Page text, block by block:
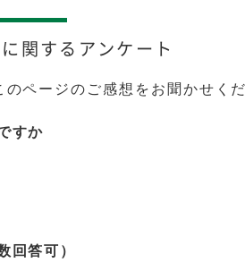
関するアンケート
ページのご感想をお聞かせく
すか
回答可）